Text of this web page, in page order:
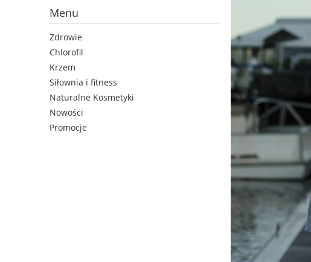
Menu
Zdrowie
Chlorofil
Krzem
Siłownia i fitness
Naturalne Kosmetyki
Nowości
Promocje